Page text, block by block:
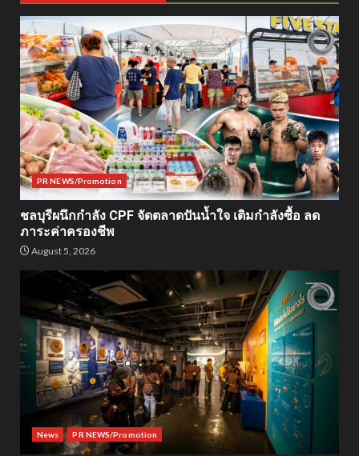
PR NEWS/Promotion
ชลบุรีผนึกกำลัง CPF จัดตลาดปันน้ำใจ เติมกำลังซื้อ ลด
ภาระค่าครองชีพ
August 5, 2026
News PR NEWS/Promotion